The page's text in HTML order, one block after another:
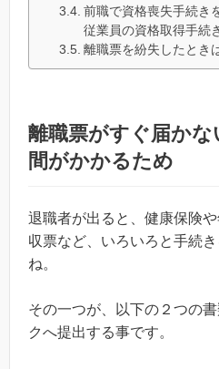
前職で資格喪失手続き
従業員の資格取得手続
離職票を紛失したとき
離職票がすぐ届か
間がかかるため
退職者が出ると、健康保険
収票など、いろいろと手続
ね。
その一つが、以下の２つの
クへ提出する事です。